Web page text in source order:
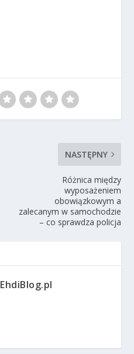
NASTĘPNY
Różnica między
wyposażeniem
obowiązkowym a
zalecanym w samochodzie
– co sprawdza policja
EhdiBlog.pl